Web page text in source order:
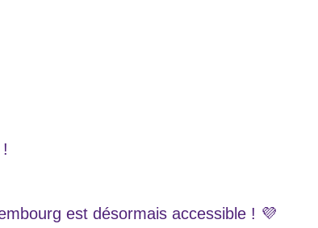
est désormais accessible ! 💜